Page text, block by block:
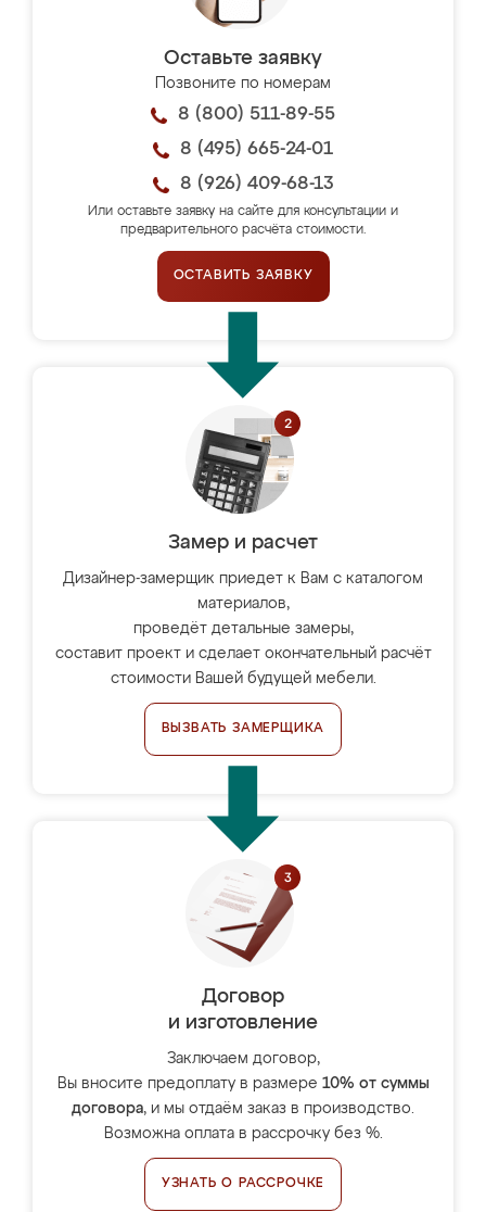
Оставьте заявку
Позвоните по номерам
8 (800) 511-89-55
8 (495) 665-24-01
8 (926) 409-68-13
Или оставьте заявку на сайте для консультации и
предварительного расчёта стоимости.
ОСТАВИТЬ ЗАЯВКУ
Замер и расчет
Дизайнер-замерщик приедет к Вам с каталогом
материалов,
проведёт детальные замеры,
составит проект и сделает окончательный расчёт
стоимости Вашей будущей мебели.
ВЫЗВАТЬ ЗАМЕРЩИКА
Договор
и изготовление
Заключаем договор,
Вы вносите предоплату в размере 10% от суммы
договора, и мы отдаём заказ в производство.
Возможна оплата в рассрочку без %.
УЗНАТЬ О РАССРОЧКЕ